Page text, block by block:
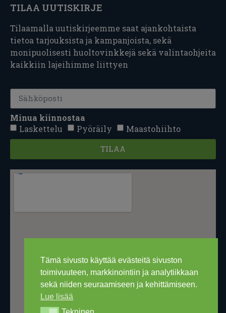
Tämä sivusto käyttää evästeitä sivuston
toimivuuteen, markkinointiin ja analytiikkaan
sekä niiden seuraamiseen ja kehittämiseen.
Lue lisää
Tekninen
TILAA UUTISKIRJE
Tilaamalla uutiskirjeemme saat ajankohtaista
tietoa tarjouksista ja kampanjoista, sekä
monipuolisesti huoltovinkkejä sekä valintaohjeita
kaikkiin lajeihimme liittyen
Minua kiinnostaa
Laskettelu
Pyöräily Maastohiihto
TILAA